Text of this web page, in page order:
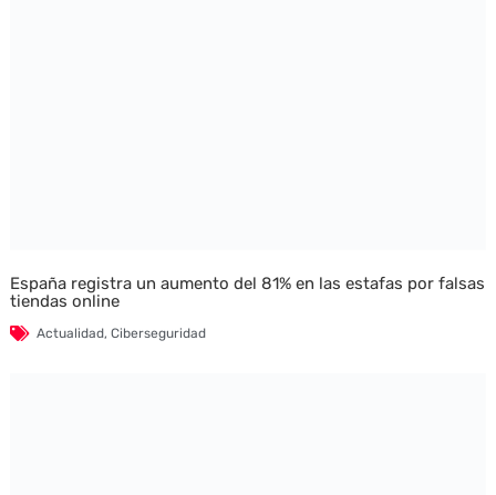
España registra un aumento del 81% en las estafas por falsas
tiendas online
Actualidad, Ciberseguridad